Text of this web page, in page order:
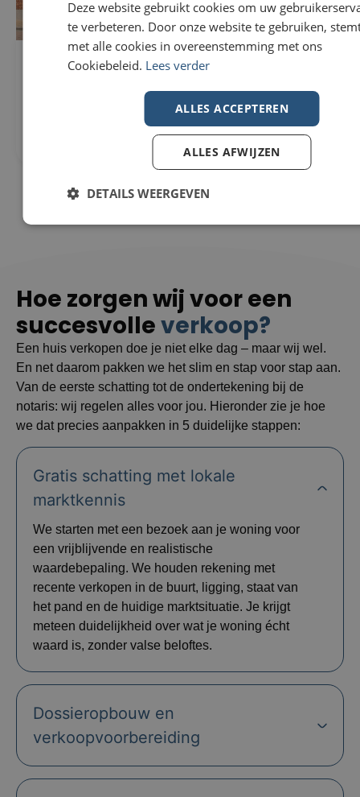
Woning Te koop in Wevelgem
1
Hoe zorgen wij voor een
succesvolleverkoop?
Een huis verkopen doe je niet elke dag – maar wij wel.
En net daarom pakken we het slim en stap voor stap aan.
Van de eerste schatting tot de ondertekening bij de
notaris: wij regelen alles voor jou. Hieronder zie je hoe
we dat precies aanpakken in 5 duidelijke stappen:
Gratis schatting met lokale
marktkennis
We starten met een bezoek aan je woning voor
een vrijblijvende en realistische
waardebepaling. We houden rekening met
recente verkopen in de buurt, ligging, staat van
het pand en de huidige marktsituatie. Je krijgt
meteen duidelijkheid over wat je woning écht
waard is, zonder valse beloftes.
Dossieropbouw en
verkoopvoorbereiding
Deze website gebruikt cookies om uw
te verbeteren. Door onze website te gebruiken,
met alle cookies in overeenstemming met ons
Cookiebeleid. Lees verder
ALLES ACCEPTEREN
ALLES AFWIJZEN
DETAILS WEERGEVEN